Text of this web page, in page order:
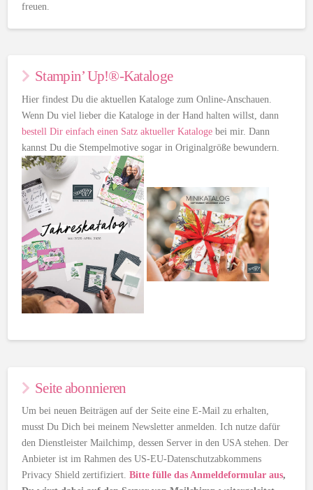
freuen.
Stampin’ Up!®-Kataloge
Hier findest Du die aktuellen Kataloge zum Online-Anschauen.
Wenn Du viel lieber die Kataloge in der Hand halten willst, dann
bestell Dir einfach einen Satz aktueller Kataloge bei mir. Dann
kannst Du die Stempelmotive sogar in Originalgröße bewundern.
Seite abonnieren
Um bei neuen Beiträgen auf der Seite eine E-Mail zu erhalten,
musst Du Dich bei meinem Newsletter anmelden. Ich nutze dafür
den Dienstleister Mailchimp, dessen Server in den USA stehen. Der
Anbieter ist im Rahmen des US-EU-Datenschutzabkommens
Privacy Shield zertifiziert.Bitte fülle das Anmeldeformular aus,